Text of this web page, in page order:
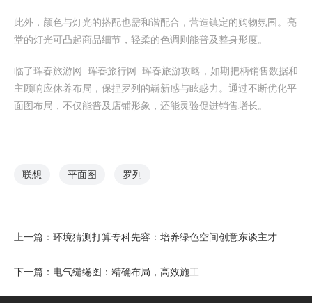
此外，颜色与灯光的搭配也需和谐配合，营造镇定的购物氛围。亮
堂的灯光可凸起商品细节，轻柔的色调则能普及整身形度。
临了珲春旅游网_珲春旅行网_珲春旅游攻略，如期把柄销售数据和
主顾响应休养布局，保捏罗列的崭新感与眩惑力。通过不断优化平
面图布局，不仅能普及店铺形象，还能灵验促进销售增长。
联想 平面图 罗列
上一篇： 环境猜测打算专科先容：培养绿色空间创意东谈主才
下一篇： 电气缱绻图：精确布局，高效施工